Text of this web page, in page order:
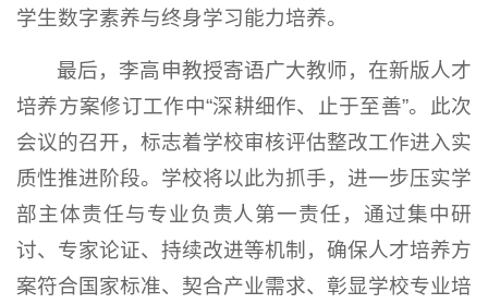
学生数字素养与终身学习能力培养。
最后，李高申教授寄语广大教师，在新版人才
培养方案修订工作中“深耕细作、止于至善”。此次
会议的召开，标志着学校审核评估整改工作进入实
质性推进阶段。学校将以此为抓手，进一步压实学
部主体责任与专业负责人第一责任，通过集中研
讨、专家论证、持续改进等机制，确保人才培养方
案符合国家标准、契合产业需求、彰显学校专业培